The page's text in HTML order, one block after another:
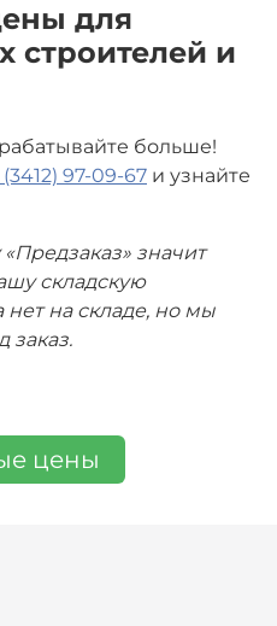
для
строителей и
больше!
(3412) 97-09-67 и узнайте
значит
складскую
на складе, но мы
заказ.
цены